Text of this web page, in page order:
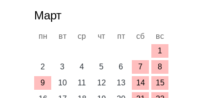
Март
пн вт ср чт пт сб
вс
1
2
3 4 5 6 7
8
9
10 11 12 13 14
15